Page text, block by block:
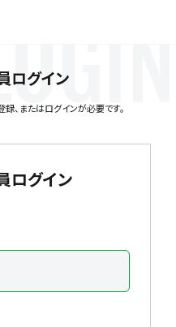
ログイン
、またはログインが必要です。
ログイン